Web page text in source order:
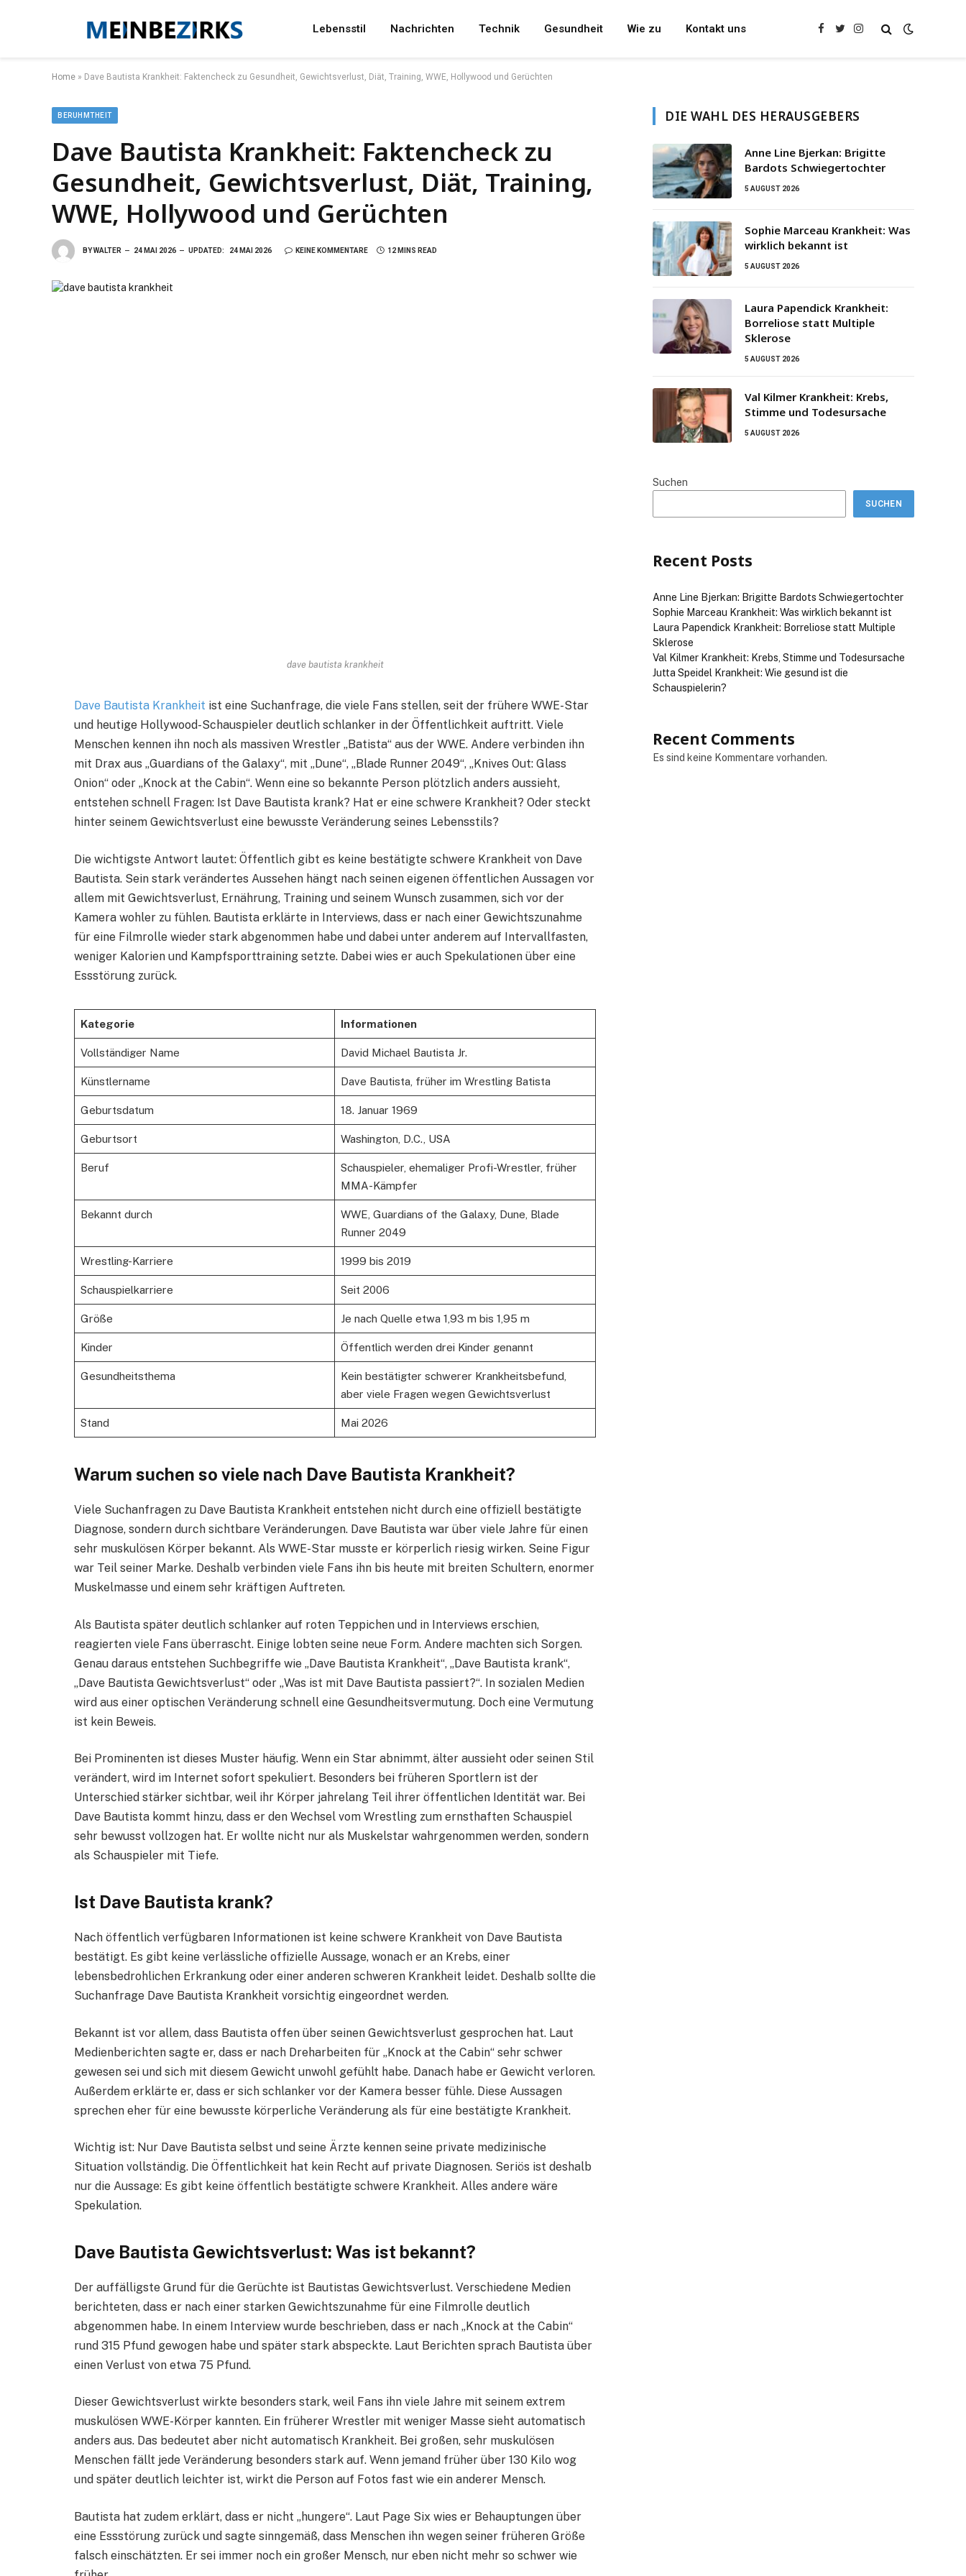
Lebensstil Nachrichten Technik Gesundheit Wie zu Kontakt uns Facebook
TwitterInstagram
Home » Dave Bautista Krankheit: Faktencheck zu Gesundheit, Gewichtsverlust, Diät, Training, WWE, Hollywood und Gerüchten
BERUHMTHEIT
Dave Bautista Krankheit: Faktencheck zu
Gesundheit, Gewichtsverlust, Diät, Training,
WWE, Hollywood und Gerüchten
BYWALTER 24 MAI 2026 UPDATED: 24 MAI 2026 KEINE KOMMENTARE 12 MINS READ
dave bautista krankheit
Dave Bautista Krankheit ist eine Suchanfrage, die viele Fans stellen, seit der frühere WWE-Star
und heutige Hollywood-Schauspieler deutlich schlanker in der Öffentlichkeit auftritt. Viele
Menschen kennen ihn noch als massiven Wrestler „Batista“ aus der WWE. Andere verbinden ihn
mit Drax aus „Guardians of the Galaxy“, mit „Dune“, „Blade Runner 2049“, „Knives Out: Glass
Onion“ oder „Knock at the Cabin“. Wenn eine so bekannte Person plötzlich anders aussieht,
entstehen schnell Fragen: Ist Dave Bautista krank? Hat er eine schwere Krankheit? Oder steckt
hinter seinem Gewichtsverlust eine bewusste Veränderung seines Lebensstils?
Die wichtigste Antwort lautet: Öffentlich gibt es keine bestätigte schwere Krankheit von Dave
Bautista. Sein stark verändertes Aussehen hängt nach seinen eigenen öffentlichen Aussagen vor
allem mit Gewichtsverlust, Ernährung, Training und seinem Wunsch zusammen, sich vor der
Kamera wohler zu fühlen. Bautista erklärte in Interviews, dass er nach einer Gewichtszunahme
für eine Filmrolle wieder stark abgenommen habe und dabei unter anderem auf Intervallfasten,
weniger Kalorien und Kampfsporttraining setzte. Dabei wies er auch Spekulationen über eine
Essstörung zurück.
Kategorie Informationen
Vollständiger Name David Michael Bautista Jr.
Künstlername Dave Bautista, früher im Wrestling Batista
Geburtsdatum 18. Januar 1969
Geburtsort Washington, D.C., USA
Beruf
Schauspieler, ehemaliger Profi-Wrestler, früher
MMA-Kämpfer
Bekannt durch
WWE, Guardians of the Galaxy, Dune, Blade
Runner 2049
Wrestling-Karriere 1999 bis 2019
Schauspielkarriere Seit 2006
Größe Je nach Quelle etwa 1,93 m bis 1,95 m
Kinder Öffentlich werden drei Kinder genannt
Gesundheitsthema
Kein bestätigter schwerer Krankheitsbefund,
aber viele Fragen wegen Gewichtsverlust
Stand Mai 2026
Warum suchen so viele nach Dave Bautista Krankheit?
Viele Suchanfragen zu Dave Bautista Krankheit entstehen nicht durch eine offiziell bestätigte
Diagnose, sondern durch sichtbare Veränderungen. Dave Bautista war über viele Jahre für einen
sehr muskulösen Körper bekannt. Als WWE-Star musste er körperlich riesig wirken. Seine Figur
war Teil seiner Marke. Deshalb verbinden viele Fans ihn bis heute mit breiten Schultern, enormer
Muskelmasse und einem sehr kräftigen Auftreten.
Als Bautista später deutlich schlanker auf roten Teppichen und in Interviews erschien,
reagierten viele Fans überrascht. Einige lobten seine neue Form. Andere machten sich Sorgen.
Genau daraus entstehen Suchbegriffe wie „Dave Bautista Krankheit“, „Dave Bautista krank“,
„Dave Bautista Gewichtsverlust“ oder „Was ist mit Dave Bautista passiert?“. In sozialen Medien
wird aus einer optischen Veränderung schnell eine Gesundheitsvermutung. Doch eine Vermutung
ist kein Beweis.
Bei Prominenten ist dieses Muster häufig. Wenn ein Star abnimmt, älter aussieht oder seinen Stil
verändert, wird im Internet sofort spekuliert. Besonders bei früheren Sportlern ist der
Unterschied stärker sichtbar, weil ihr Körper jahrelang Teil ihrer öffentlichen Identität war. Bei
Dave Bautista kommt hinzu, dass er den Wechsel vom Wrestling zum ernsthaften Schauspiel
sehr bewusst vollzogen hat. Er wollte nicht nur als Muskelstar wahrgenommen werden, sondern
als Schauspieler mit Tiefe.
Ist Dave Bautista krank?
Nach öffentlich verfügbaren Informationen ist keine schwere Krankheit von Dave Bautista
bestätigt. Es gibt keine verlässliche offizielle Aussage, wonach er an Krebs, einer
lebensbedrohlichen Erkrankung oder einer anderen schweren Krankheit leidet. Deshalb sollte die
Suchanfrage Dave Bautista Krankheit vorsichtig eingeordnet werden.
Bekannt ist vor allem, dass Bautista offen über seinen Gewichtsverlust gesprochen hat. Laut
Medienberichten sagte er, dass er nach Dreharbeiten für „Knock at the Cabin“ sehr schwer
gewesen sei und sich mit diesem Gewicht unwohl gefühlt habe. Danach habe er Gewicht verloren.
Außerdem erklärte er, dass er sich schlanker vor der Kamera besser fühle. Diese Aussagen
sprechen eher für eine bewusste körperliche Veränderung als für eine bestätigte Krankheit.
Wichtig ist: Nur Dave Bautista selbst und seine Ärzte kennen seine private medizinische
Situation vollständig. Die Öffentlichkeit hat kein Recht auf private Diagnosen. Seriös ist deshalb
nur die Aussage: Es gibt keine öffentlich bestätigte schwere Krankheit. Alles andere wäre
Spekulation.
Dave Bautista Gewichtsverlust: Was ist bekannt?
Der auffälligste Grund für die Gerüchte ist Bautistas Gewichtsverlust. Verschiedene Medien
berichteten, dass er nach einer starken Gewichtszunahme für eine Filmrolle deutlich
abgenommen habe. In einem Interview wurde beschrieben, dass er nach „Knock at the Cabin“
rund 315 Pfund gewogen habe und später stark abspeckte. Laut Berichten sprach Bautista über
einen Verlust von etwa 75 Pfund.
Dieser Gewichtsverlust wirkte besonders stark, weil Fans ihn viele Jahre mit seinem extrem
muskulösen WWE-Körper kannten. Ein früherer Wrestler mit weniger Masse sieht automatisch
anders aus. Das bedeutet aber nicht automatisch Krankheit. Bei großen, sehr muskulösen
Menschen fällt jede Veränderung besonders stark auf. Wenn jemand früher über 130 Kilo wog
und später deutlich leichter ist, wirkt die Person auf Fotos fast wie ein anderer Mensch.
Bautista hat zudem erklärt, dass er nicht „hungere“. Laut Page Six wies er Behauptungen über
eine Essstörung zurück und sagte sinngemäß, dass Menschen ihn wegen seiner früheren Größe
falsch einschätzten. Er sei immer noch ein großer Mensch, nur eben nicht mehr so schwer wie
DIE WAHL DES HERAUSGEBERS
Anne Line Bjerkan: Brigitte
Bardots Schwiegertochter
5 AUGUST 2026
Sophie Marceau Krankheit: Was
wirklich bekannt ist
5 AUGUST 2026
Laura Papendick Krankheit:
Borreliose statt Multiple
Sklerose
5 AUGUST 2026
Val Kilmer Krankheit: Krebs,
Stimme und Todesursache
5 AUGUST 2026
Suchen
SUCHEN
Recent Posts
Anne Line Bjerkan: Brigitte Bardots Schwiegertochter
Sophie Marceau Krankheit: Was wirklich bekannt ist
Laura Papendick Krankheit: Borreliose statt Multiple
Sklerose
Val Kilmer Krankheit: Krebs, Stimme und Todesursache
Jutta Speidel Krankheit: Wie gesund ist die
Schauspielerin?
Recent Comments
Es sind keine Kommentare vorhanden.